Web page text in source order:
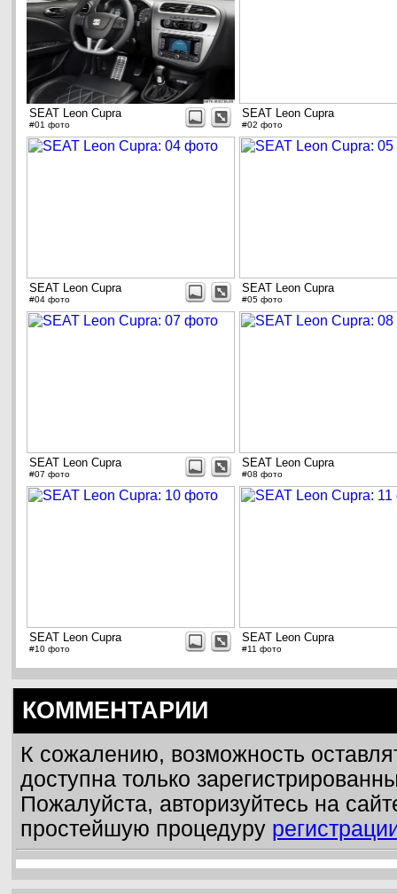
SEAT Leon Cupra
#01 фото
SEAT Leon Cupra
#02 фото
SEAT Leon Cupra
#04 фото
SEAT Leon Cupra
#05 фото
SEAT Leon Cupra
#07 фото
SEAT Leon Cupra
#08 фото
SEAT Leon Cupra
#10 фото
SEAT Leon Cupra
#11 фото
КОММЕНТАРИИ
К сожалению, возможность
доступна только
Пожалуйста, авторизуйтесь на
простейшую процедуру